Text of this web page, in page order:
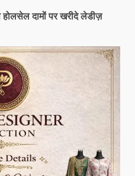
दामों पर खरीदे लेडीज़